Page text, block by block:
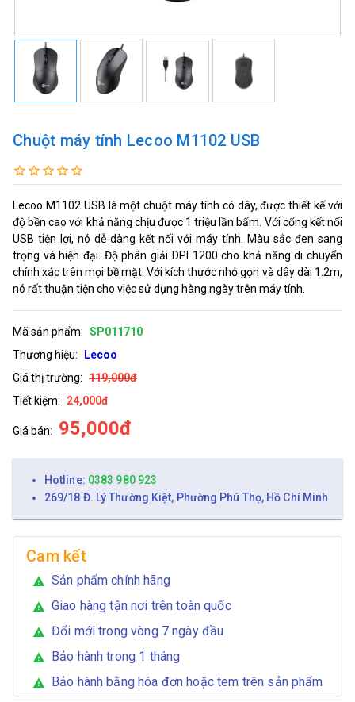
Chuột máy tính Lecoo M1102 USB
Lecoo M1102 USB là một chuột máy tính có dây, được thiết kế với
độ bền cao với khả năng chịu được 1 triệu lần bấm. Với cổng kết nối
USB tiện lợi, nó dễ dàng kết nối với máy tính. Màu sắc đen sang
trọng và hiện đại. Độ phân giải DPI 1200 cho khả năng di chuyển
chính xác trên mọi bề mặt. Với kích thước nhỏ gọn và dây dài 1.2m,
nó rất thuận tiện cho việc sử dụng hàng ngày trên máy tính.
Mã sản phẩm: SP011710
Thương hiệu:
Lecoo
Giá thị trường: 119,000đ
Tiết kiệm:
24,000đ
Giá bán: 95,000đ
Hotline: 0383 980 923
269/18 Đ. Lý Thường Kiệt, Phường Phú Thọ, Hồ Chí Minh
Cam kết
warning Sản phẩm chính hãng
warning Giao hàng tận nơi trên toàn quốc
warning Đổi mới trong vòng 7 ngày đầu
warning Bảo hành trong 1 tháng
warning Bảo hành bằng hóa đơn hoặc tem trên sản phẩm